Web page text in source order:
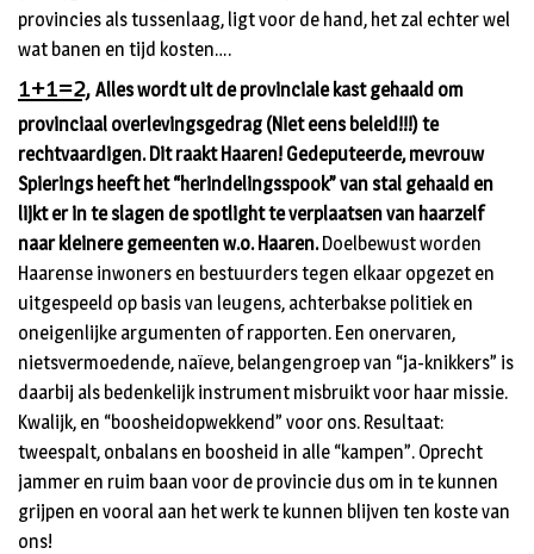
provincies als tussenlaag, ligt voor de hand, het zal echter wel
wat banen en tijd kosten….
1+1=2, Alles wordt uit de provinciale kast gehaald om
provinciaal overlevingsgedrag (Niet eens beleid!!!) te
rechtvaardigen. Dit raakt Haaren! Gedeputeerde, mevrouw
Spierings heeft het “herindelingsspook” van stal gehaald en
lijkt er in te slagen de spotlight te verplaatsen van haarzelf
naar kleinere gemeenten w.o. Haaren.Doelbewust worden
Haarense inwoners en bestuurders tegen elkaar opgezet en
uitgespeeld op basis van leugens, achterbakse politiek en
oneigenlijke argumenten of rapporten. Een onervaren,
nietsvermoedende, naïeve, belangengroep van “ja-knikkers” is
daarbij als bedenkelijk instrument misbruikt voor haar missie.
Kwalijk, en “boosheidopwekkend” voor ons. Resultaat:
tweespalt, onbalans en boosheid in alle “kampen”. Oprecht
jammer en ruim baan voor de provincie dus om in te kunnen
grijpen en vooral aan het werk te kunnen blijven ten koste van
ons!